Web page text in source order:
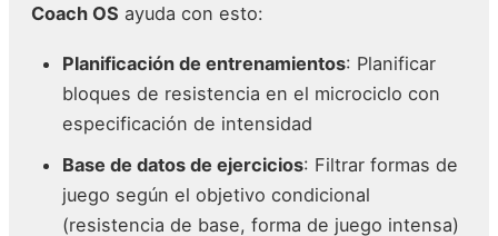
Coach OS ayuda con esto:
Planificación de entrenamientos: Planificar
bloques de resistencia en el microciclo con
especificación de intensidad
Base de datos de ejercicios: Filtrar formas de
juego según el objetivo condicional
(resistencia de base, forma de juego intensa)